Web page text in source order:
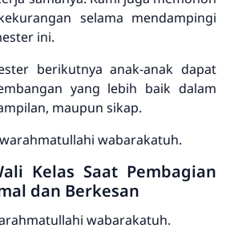
selama mendampingi
ini.
berikutnya anak-anak dapat
yang lebih baik dalam
maupun sikap.
wabarakatuh.
Kelas Saat Pembagian
dan Berkesan
wabarakatuh.